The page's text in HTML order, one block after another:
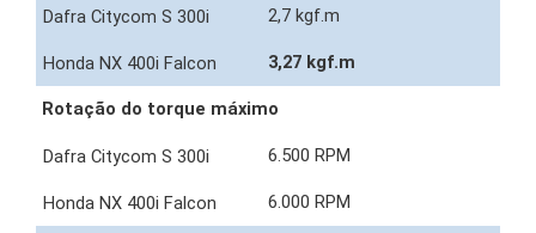
2,7 kgf.m
3,27 kgf.m
Rotação do torque máximo
6.500 RPM
6.000 RPM